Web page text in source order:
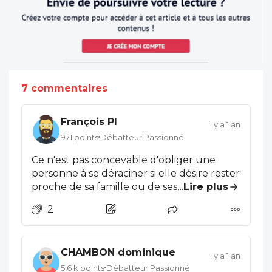
7 commentaires
François Pl
971 points Débatteur Passionné
il y a 1 an
Ce n'est pas concevable d'obliger une
personne à se déraciner si elle désire rester
proche de sa famille ou de ses amis quand
dans un lieu où il faudra mettre ses
enfants en internat dès le secondaire... ou
là où il n'y a pas d'offre culturelle jugée
suffisante (chacun est libre d'avoir ses
besoins en la matière) ... ou là où il n'y a pas
...Lire plus
2
CHAMBON dominique
5,6 k points Débatteur Passionné
il y a 1 an